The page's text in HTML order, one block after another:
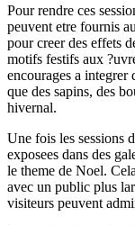
Pour rendre ces
peuvent etre fournis
pour creer des effets
motifs festifs aux
encourages a integrer
que des sapins, des
hivernal.
Une fois les sessions
exposees dans des
le theme de Noel.
avec un public plus
visiteurs peuvent